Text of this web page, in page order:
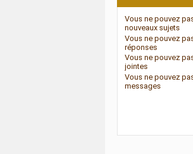
Vous ne pouvez
nouveaux sujets
Vous ne pouvez
réponses
Vous ne pouvez
jointes
Vous ne pouvez
messages